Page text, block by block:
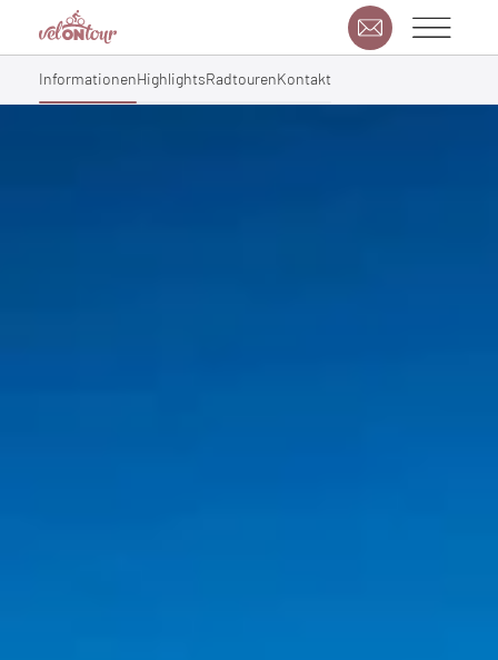
InformationenHighlightsRadtourenKontakt